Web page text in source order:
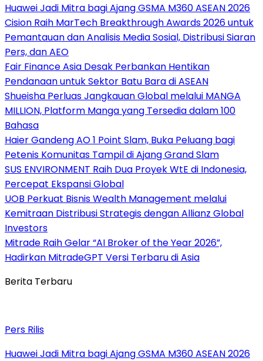
Huawei Jadi Mitra bagi Ajang GSMA M360 ASEAN 2026
Cision Raih MarTech Breakthrough Awards 2026 untuk
Pemantauan dan Analisis Media Sosial, Distribusi Siaran
Pers, dan AEO
Fair Finance Asia Desak Perbankan Hentikan
Pendanaan untuk Sektor Batu Bara di ASEAN
Shueisha Perluas Jangkauan Global melalui MANGA
MILLION, Platform Manga yang Tersedia dalam 100
Bahasa
Haier Gandeng AO 1 Point Slam, Buka Peluang bagi
Petenis Komunitas Tampil di Ajang Grand Slam
SUS ENVIRONMENT Raih Dua Proyek WtE di Indonesia,
Percepat Ekspansi Global
UOB Perkuat Bisnis Wealth Management melalui
Kemitraan Distribusi Strategis dengan Allianz Global
Investors
Mitrade Raih Gelar “AI Broker of the Year 2026”,
Hadirkan MitradeGPT Versi Terbaru di Asia
Berita Terbaru
Pers Rilis
Huawei Jadi Mitra bagi Ajang GSMA M360 ASEAN 2026